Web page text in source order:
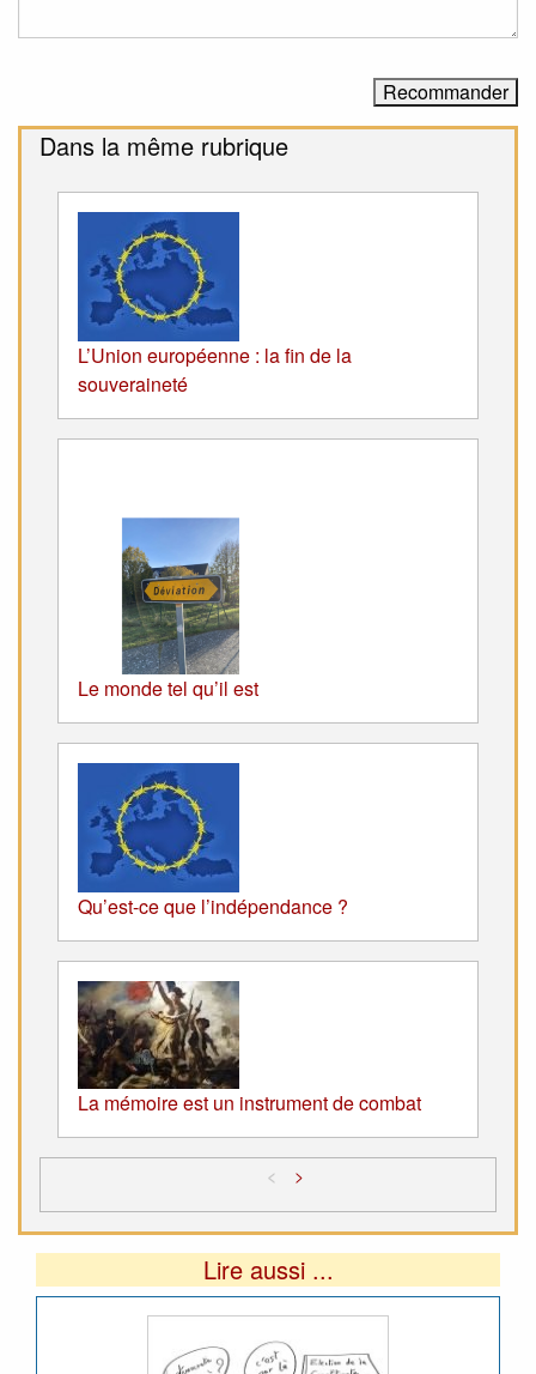
Dans la même rubrique
L’Union européenne : la fin de la
souveraineté
Le monde tel qu’il est
Qu’est-ce que l’indépendance ?
La mémoire est un instrument de combat
< >
Lire aussi ...